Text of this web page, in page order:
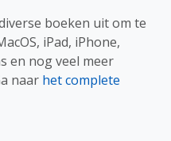
boeken uit om te
iPad, iPhone,
en nog veel meer
naar het complete